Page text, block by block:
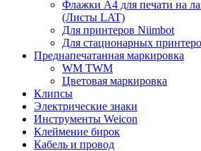
Флажки A4 для печати на
(Листы LAT)
Для принтеров Niimbot
Для стационарных
Преднапечатанная маркировка
WM TWM
Цветовая маркировка
Клипсы
Электрические знаки
Инструменты Weicon
Клеймение бирок
Кабель и провод